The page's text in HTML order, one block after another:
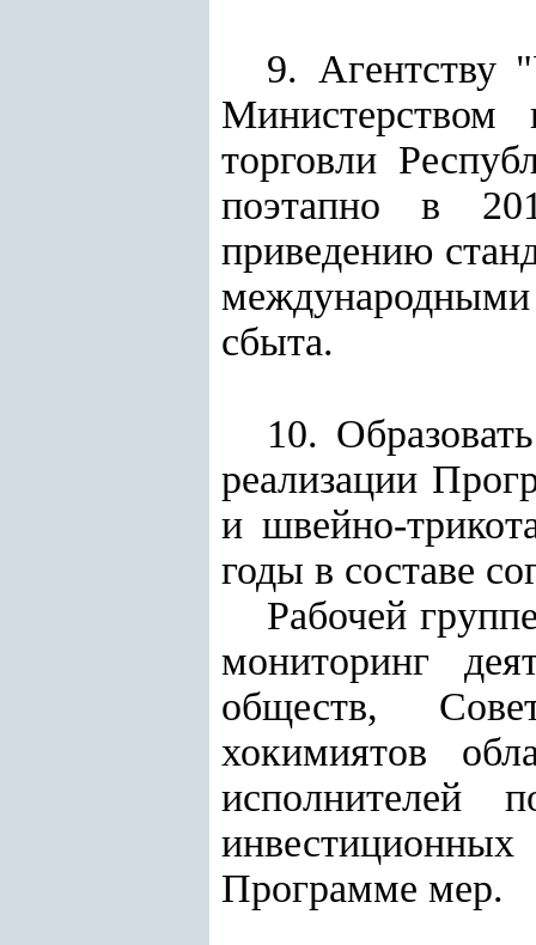
9. Агентству
Министерством
торговли
поэтапно в
приведению
сбыта.
10.
реализации
и швейно-
годы в составе
Рабочей
мониторинг
обществ,
хокимиятов
исполнителей
Программе мер.